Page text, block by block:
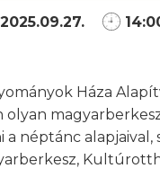
2025.09.27.
Háza
a néptánc alapjaival,